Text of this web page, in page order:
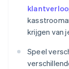
krijgen van
Speel